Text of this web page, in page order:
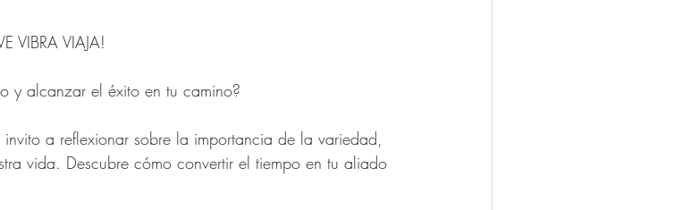
VIBRA VIAJA!
y alcanzar el éxito en tu camino?
invito a reflexionar sobre la importancia de la variedad,
vida. Descubre cómo convertir el tiempo en tu aliado